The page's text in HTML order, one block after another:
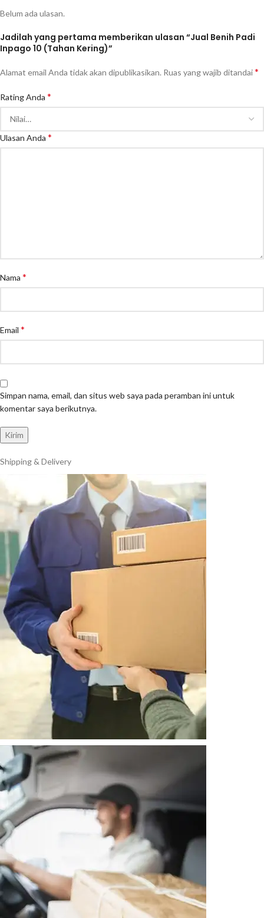
Belum ada ulasan.
Jadilah yang pertama memberikan ulasan “Jual Benih Padi
Inpago 10 (Tahan Kering)”
Alamat email Anda tidak akan dipublikasikan. Ruas yang wajib ditandai*
Rating Anda *
Ulasan Anda *
Nama *
Email *
Simpan nama, email, dan situs web saya pada peramban ini untuk
komentar saya berikutnya.
Shipping & Delivery